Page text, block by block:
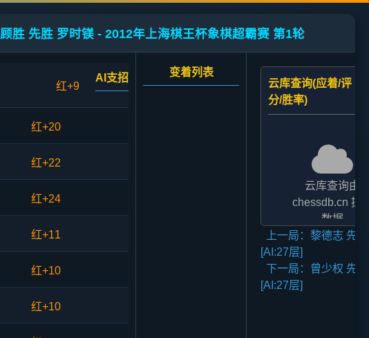
顾胜 先胜 罗时镁 - 2012年上海棋王杯象棋超霸赛 第1轮
红+9
AI支招
红+20
红+22
红+24
红+11
红+10
红+10
变着列表
云库查询(应着/评
分/胜率)
云库查询由
chessdb.cn 提
数据
AI支招,云库应
二者的评分表
法相差2至3倍,
上一局：黎德志 先
[AI:27层]
下一局：曾少权 先
[AI:27层]